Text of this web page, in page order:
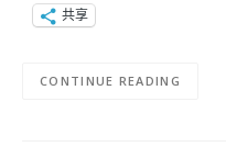
共享
CONTINUE READING